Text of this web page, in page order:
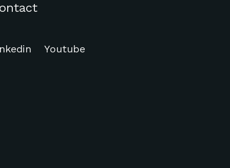
Youtube